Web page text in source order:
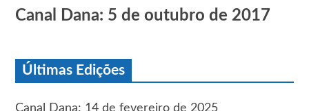
Canal Dana: 5 de outubro de 2017
Últimas Edições
Canal Dana: 14 de fevereiro de 2025